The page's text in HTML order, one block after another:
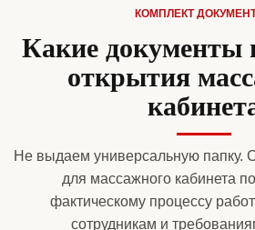
КОМПЛЕКТ
Какие
открытия
Не выдаем универсальную папку.
для массажного кабинета
фактическому процессу
сотрудникам и